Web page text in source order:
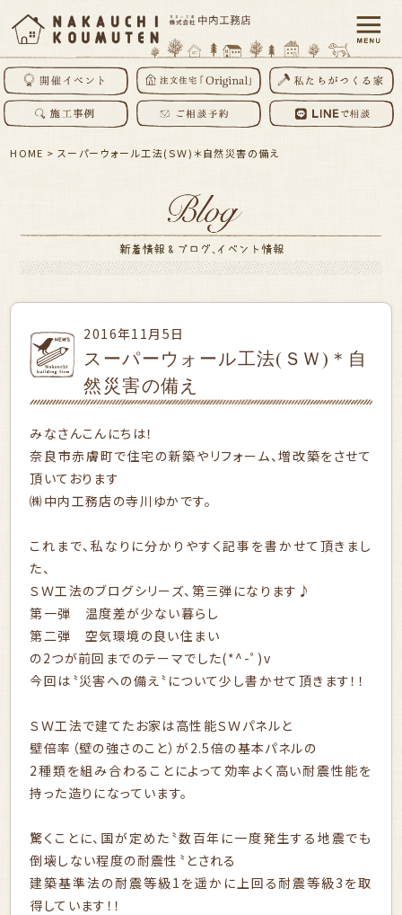
HOME >スーパーウォール工法(ＳＷ)＊自然災害の備え
2016年11月5日
スーパーウォール工法(ＳＷ)＊自
然災害の備え
みなさんこんにちは！
奈良市赤膚町で住宅の新築やリフォーム、増改築をさせて
頂いております
㈱中内工務店の寺川ゆかです。
これまで、私なりに分かりやすく記事を書かせて頂きまし
た、
ＳＷ工法のブログシリーズ、第三弾になります♪
第一弾 温度差が少ない暮らし
第二弾 空気環境の良い住まい
の2つが前回までのテーマ‎でした(*^-ﾟ)v
今回は〝災害への備え〝について少し書かせて頂きます！！
ＳＷ工法で建てたお家は高性能ＳＷパネルと
壁倍率（壁の強さのこと）が2.5倍の基本パネルの
2種類を組み合わることによって効率よく高い耐震性能を
持った造りになっています。
驚くことに、国が定めた〝数百年に一度発生する地震でも
倒壊しない程度の耐震性〝とされる
建築基準法の耐震等級1を遥かに上回る耐震等級3を取
得しています！！